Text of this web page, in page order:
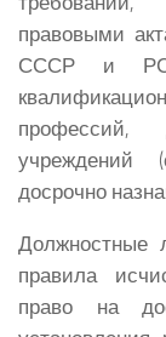
правовыми
СССР и
профессий,
учреждений
досрочно
Должностные
правила
право на